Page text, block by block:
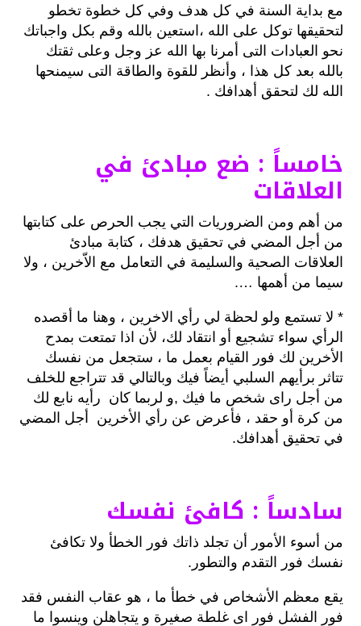
مع بداية السنة في كل هدف وفي كل خطوة تخطو
لتحقيقها توكل على الله ،استعين بالله وقم بكل واجباتك
نحو العبادات التى أمرنا بها الله عز وجل وعلى ثقتك
بالله بعد كل هذا ، وأنظر للقوة والطاقة التى سيمنحها
الله لك لتحقق أهدافك .
خامساً : ضع مبادئ في
العلاقات
من أهم ومن الضروريات التي يجب الحرص على كتابتها
من أجل المضي في تحقيق هدفك ، كتابة مبادئ
العلاقات الصحية والسليمة في التعامل مع الاّخرين ، ولا
سيما من أهمها ….
* لا تستمع ولو لحظة لي رأي الاخرين ، وهنا ما أقصده
الرأي سواء تشجيع أو انتقاد لك، لأن اذا تمتعت بمدح
الأخرين لك فور القيام بعمل ما ، ستجعل من نفسك
تتاثر برأيهم السلبي أيضاً فيك وبالتالي قد تتراجع للخلف
من أجل راى شخص ما فيك ,و لربما كان رأيه نابع لك
من كرة أو حقد ، فأعرض عن رأي الأخرين أجل المضي
في تحقيق أهدافك.
سادساً : كافئ نفسك
من أسوء الأمور أن تجلد ذاتك فور الخطأ ولا تكافئ
نفسك فور التقدم والتطور.
يقع معظم الأشخاص في خطأ ما ، هو عقاب النفس فقد
فور الفشل فور اى غلطة صغيرة و يتجاهلن وينسوا ما